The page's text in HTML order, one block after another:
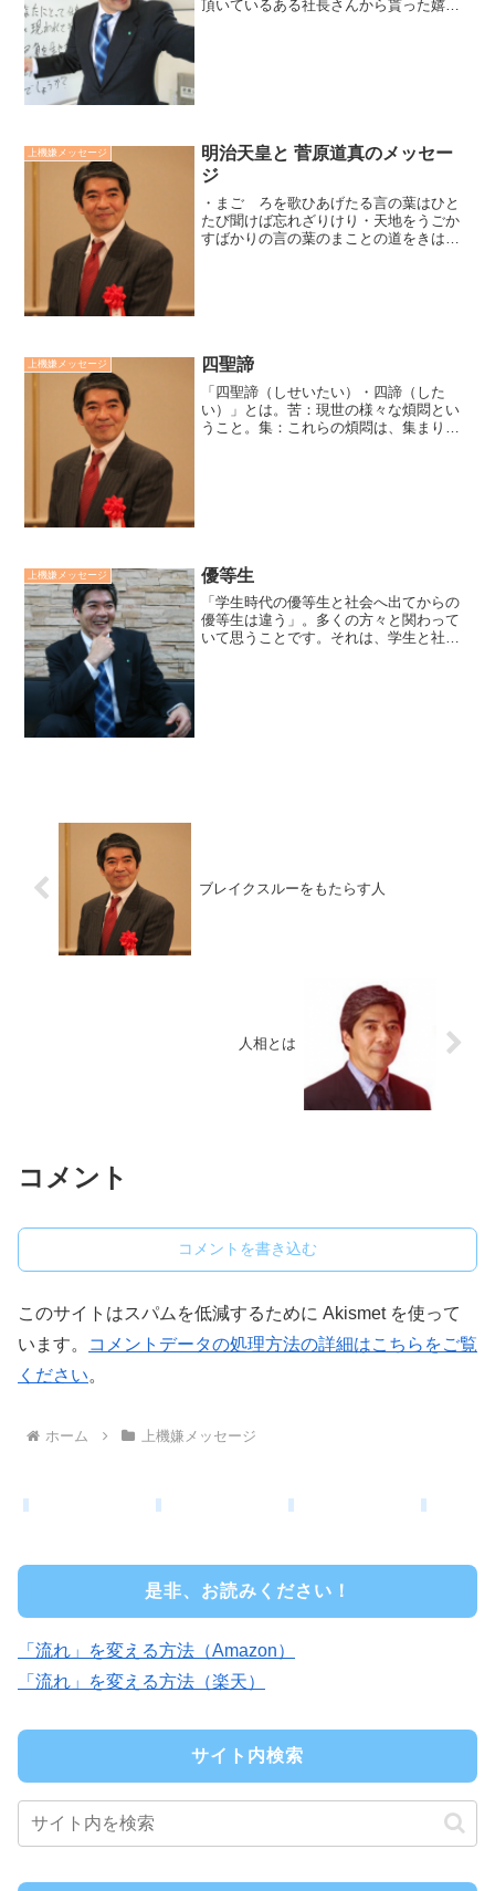
頂いているある社長さんから貰った嬉し
上機嫌メッセージ
明治天皇と 菅原道真のメッセー
ジ
・まごゝろを歌ひあげたる言の葉はひと
たび聞けば忘れざりけり・天地をうごか
すばかりの言の葉のまことの道をきはめ
上機嫌メッセージ 四聖諦
「四聖諦（しせいたい）・四諦（した
い）」とは。苦：現世の様々な煩悶とい
うこと。集：これらの煩悶は、集まりも
上機嫌メッセージ 優等生
「学生時代の優等生と社会へ出てからの
優等生は違う」。多くの方々と関わって
いて思うことです。それは、学生と社会
ブレイクスルーをもたらす人
人相とは
コメント
コメントを書き込む
このサイトはスパムを低減するために Akismet を使って
います。
コメントデータの処理方法の詳細はこちらをご覧
ください。
ホーム 上機嫌メッセージ
是非、お読みください！
「流れ」を変える方法（Amazon）
「流れ」を変える方法（楽天）
サイト内検索